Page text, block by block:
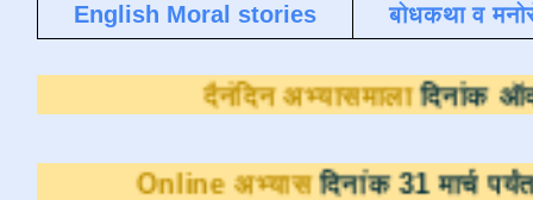
English Moral stories
बोधकथा व
दैनंदिन
अभ्यासदिनांक 31 मार्च पर्यंत